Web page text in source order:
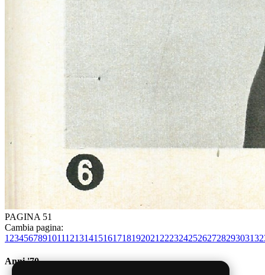
PAGINA 51
Cambia pagina:
1 23456789101112131415161718192021 2223242526272829303132
Anni '70